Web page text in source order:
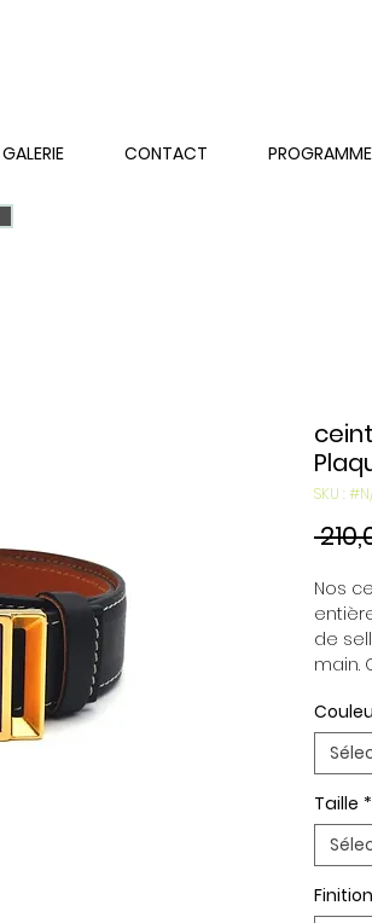
GALERIE CONTACT
SKU :
Nos
de
main.
en
Taille *